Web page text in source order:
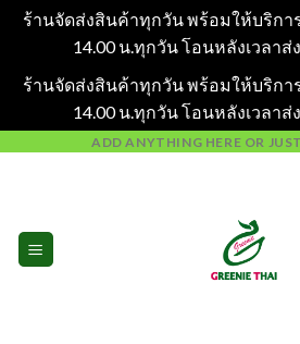
ร้านจัดส่งสินค้าทุกวัน พร้อมให้บริกา
14.00 น.ทุกวัน โอนหลังเวลาส่
ร้านจัดส่งสินค้าทุกวัน พร้อมให้บริกา
14.00 น.ทุกวัน โอนหลังเวลาส่
ADD ANYTHING HERE OR